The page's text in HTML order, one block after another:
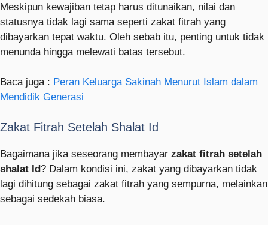
Meskipun kewajiban tetap harus ditunaikan, nilai dan
statusnya tidak lagi sama seperti zakat fitrah yang
dibayarkan tepat waktu. Oleh sebab itu, penting untuk tidak
menunda hingga melewati batas tersebut.
Baca juga : Peran Keluarga Sakinah Menurut Islam dalam
Mendidik Generasi
Zakat Fitrah Setelah Shalat Id
Bagaimana jika seseorang membayar zakat fitrah setelah
shalat Id? Dalam kondisi ini, zakat yang dibayarkan tidak
lagi dihitung sebagai zakat fitrah yang sempurna, melainkan
sebagai sedekah biasa.